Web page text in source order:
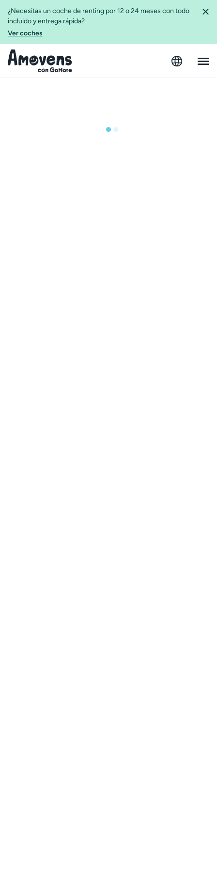
¿Necesitas un coche de renting por 12 o 24 meses con todo
incluido y entrega rápida?
Ver coches